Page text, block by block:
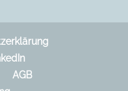
AGB